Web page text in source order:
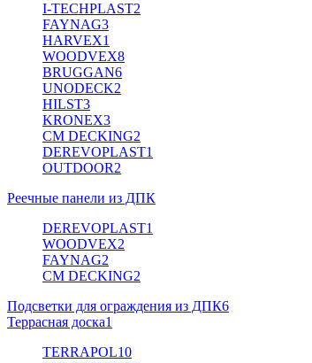
I-TECHPLAST2
FAYNAG3
HARVEX1
WOODVEX8
BRUGGAN6
UNODECK2
HILST3
KRONEX3
CM DECKING2
DEREVOPLAST1
OUTDOOR2
Реечные панели из ДПК
DEREVOPLAST1
WOODVEX2
FAYNAG2
CM DECKING2
Подсветки для ограждения из ДПК6
Террасная доска1
TERRAPOL10